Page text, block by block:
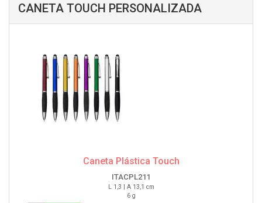
CANETA TOUCH PERSONALIZADA
Caneta Plástica Touch
ITACPL211
L 1,3 | A 13,1 cm
6 g